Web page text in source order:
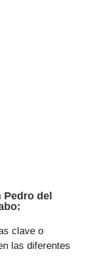
del
clave o
las diferentes